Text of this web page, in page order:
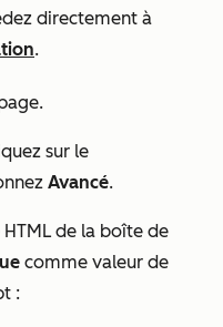
directement à
.
sur le
Avancé.
de la boîte de
comme valeur de
: